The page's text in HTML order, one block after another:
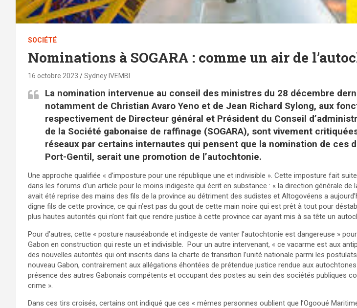
SOCIÉTÉ
Nominations à SOGARA : comme un air de
16 octobre 2023 Sydney IVEMBI
La nomination intervenue au conseil des ministres du 28 décembre
notamment de Christian Avaro Yeno et de Jean Richard Sylong, aux
respectivement de Directeur général et Président du Conseil
de la Société gabonaise de raffinage (SOGARA), sont vivement
réseaux par certains internautes qui pensent que la nomination de ces
Port-Gentil, serait une promotion de l’autochtonie.
Une approche qualifiée « d’imposture pour une république une et indivisible ». Cette imposture fait
dans les forums d’un article pour le moins indigeste qui écrit en substance : « la direction générale de
avait été reprise des mains des fils de la province au détriment des sudistes et Altogovéens a
digne fils de cette province, ce qui n’est pas du gout de cette main noire qui est prêt à tout pour
plus hautes autorités qui n’ont fait que rendre justice à cette province car ayant mis à sa tête un
Pour d’autres, cette « posture nauséabonde et indigeste de vanter l’autochtonie est dangereuse »
Gabon en construction qui reste un et indivisible. Pour un autre intervenant, « ce vacarme est aux
des nouvelles autorités qui ont inscrits dans la charte de transition l’unité nationale parmi les
nouveau Gabon, contrairement aux allégations éhontées de prétendue justice rendue aux
présence des autres Gabonais compétents et occupant des postes au sein des sociétés publiques
crime ».
Dans ces tirs croisés, certains ont indiqué que ces « mêmes personnes oublient que l’Ogooué